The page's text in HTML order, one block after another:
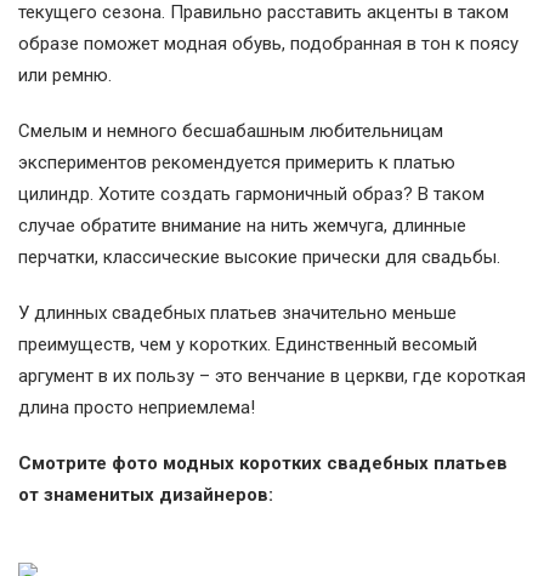
текущего сезона. Правильно расставить акценты в таком
образе поможет модная обувь, подобранная в тон к поясу
или ремню.
Смелым и немного бесшабашным любительницам
экспериментов рекомендуется примерить к платью
цилиндр. Хотите создать гармоничный образ? В таком
случае обратите внимание на нить жемчуга, длинные
перчатки, классические высокие прически для свадьбы.
У длинных свадебных платьев значительно меньше
преимуществ, чем у коротких. Единственный весомый
аргумент в их пользу – это венчание в церкви, где короткая
длина просто неприемлема!
Смотрите фото модных коротких свадебных платьев
от знаменитых дизайнеров: